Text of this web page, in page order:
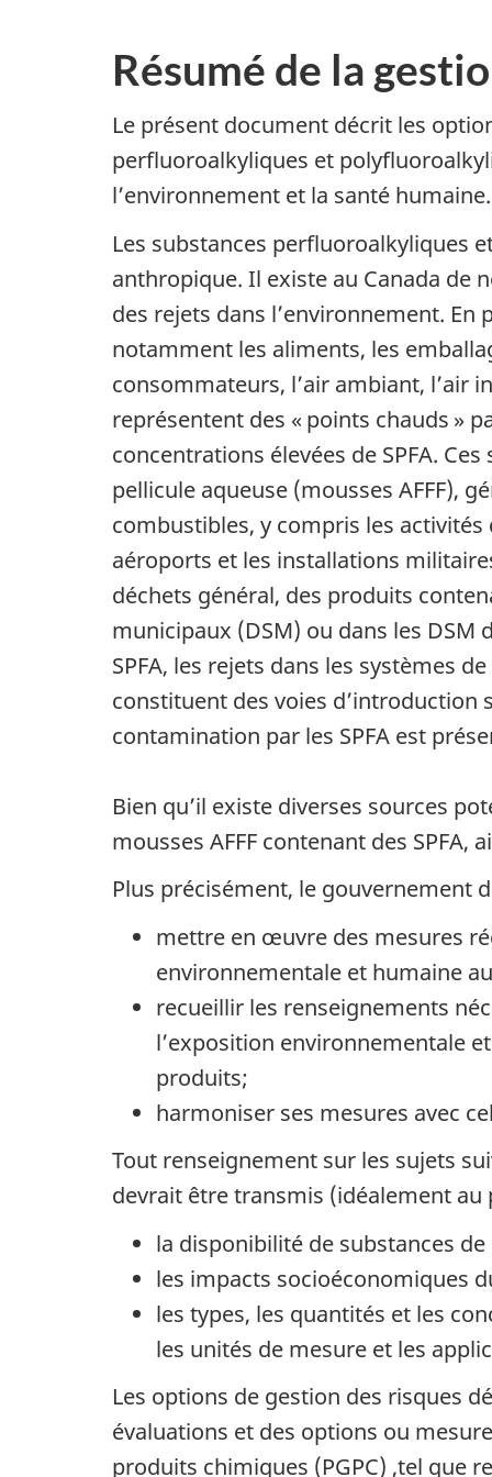
Résumé de la
Le présent document décrit les
perfluoroalkyliques et
l’environnement et la santé humaine.
Les substances perfluoroalkyliques
anthropique. Il existe au Canada de
des rejets dans l’environnement. En
notamment les aliments, les
consommateurs, l’air ambiant, l’air
représentent des « points chauds »
concentrations élevées de SPFA.
pellicule aqueuse (mousses AFFF),
combustibles, y compris les
aéroports et les installations
déchets général, des produits
municipaux (DSM) ou dans les
SPFA, les rejets dans les systèmes
constituent des voies d’introduction
contamination par les SPFA est
Bien qu’il existe diverses sources
mousses AFFF contenant des SPFA,
Plus précisément, le gouvernement
mettre en œuvre des mesures
environnementale et humaine
recueillir les renseignements
l’exposition environnementale
produits;
harmoniser ses mesures avec
Tout renseignement sur les sujets
devrait être transmis (idéalement au
la disponibilité de substances
les impacts socioéconomiques
les types, les quantités et les
les unités de mesure et les
Les options de gestion des risques
évaluations et des options ou
produits chimiques (PGPC) ,tel que